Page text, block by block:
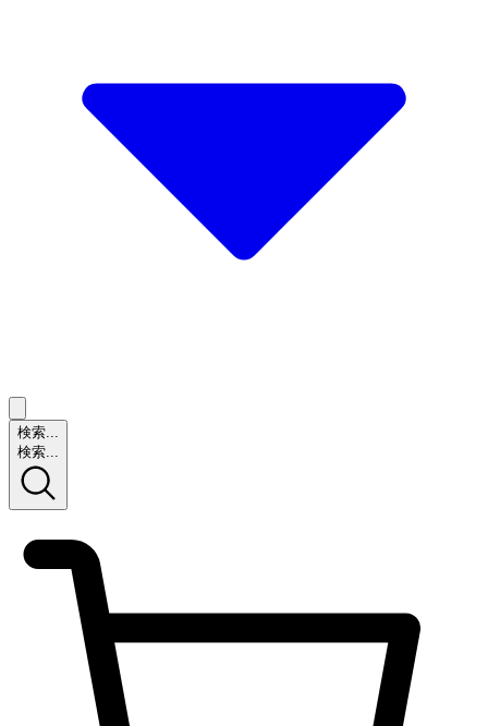
検索...
検索...